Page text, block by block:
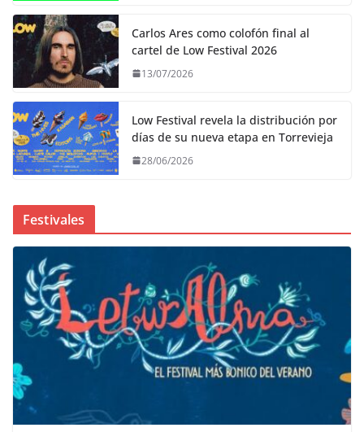
Carlos Ares como colofón final al
cartel de Low Festival 2026
13/07/2026
Low Festival revela la distribución por
días de su nueva etapa en Torrevieja
28/06/2026
Festivales